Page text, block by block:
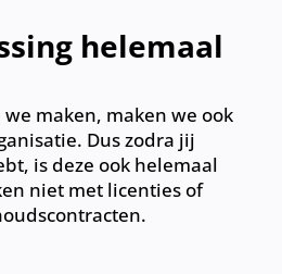
helemaal
maken, maken we ook
Dus zodra jij
is deze ook helemaal
niet met licenties of